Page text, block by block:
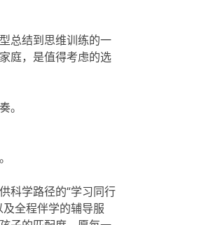
总结到思维训练的一
庭，是值得考虑的选
。
科学路径的“学习同行
全程伴学的辅导服